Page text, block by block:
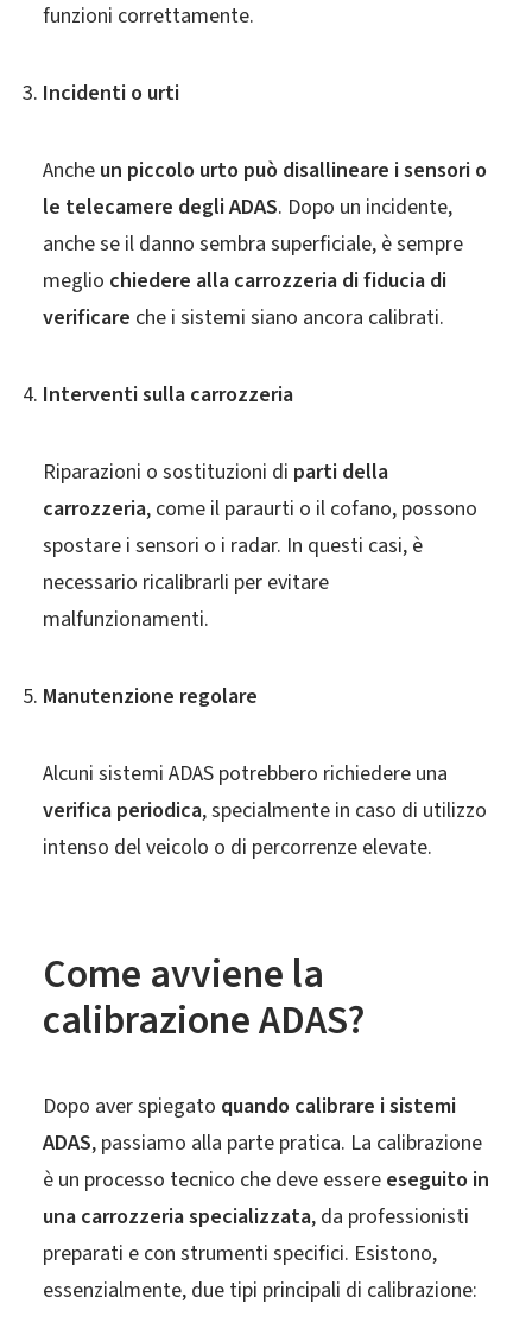
funzioni correttamente.
Incidenti o urti
Anche un piccolo urto può disallineare i sensori o
le telecamere degli ADAS. Dopo un incidente,
anche se il danno sembra superficiale, è sempre
meglio chiedere alla carrozzeria di fiducia di
verificare che i sistemi siano ancora calibrati.
Interventi sulla carrozzeria
Riparazioni o sostituzioni di parti della
carrozzeria, come il paraurti o il cofano, possono
spostare i sensori o i radar. In questi casi, è
necessario ricalibrarli per evitare
malfunzionamenti.
Manutenzione regolare
Alcuni sistemi ADAS potrebbero richiedere una
verifica periodica, specialmente in caso di utilizzo
intenso del veicolo o di percorrenze elevate.
Come avviene la
calibrazione ADAS?
Dopo aver spiegato quando calibrare i sistemi
ADAS, passiamo alla parte pratica. La calibrazione
è un processo tecnico che deve essere eseguito in
una carrozzeria specializzata, da professionisti
preparati e con strumenti specifici. Esistono,
essenzialmente, due tipi principali di calibrazione: